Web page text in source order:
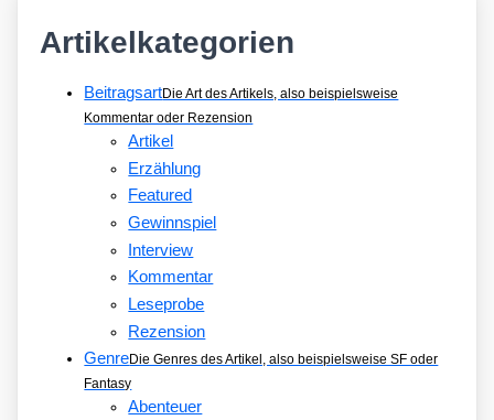
Artikelkategorien
BeitragsartDie Art des Artikels, also beispielsweise
Kommentar oder Rezension
Artikel
Erzählung
Featured
Gewinnspiel
Interview
Kommentar
Leseprobe
Rezension
GenreDie Genres des Artikel, also beispielsweise SF oder
Fantasy
Abenteuer